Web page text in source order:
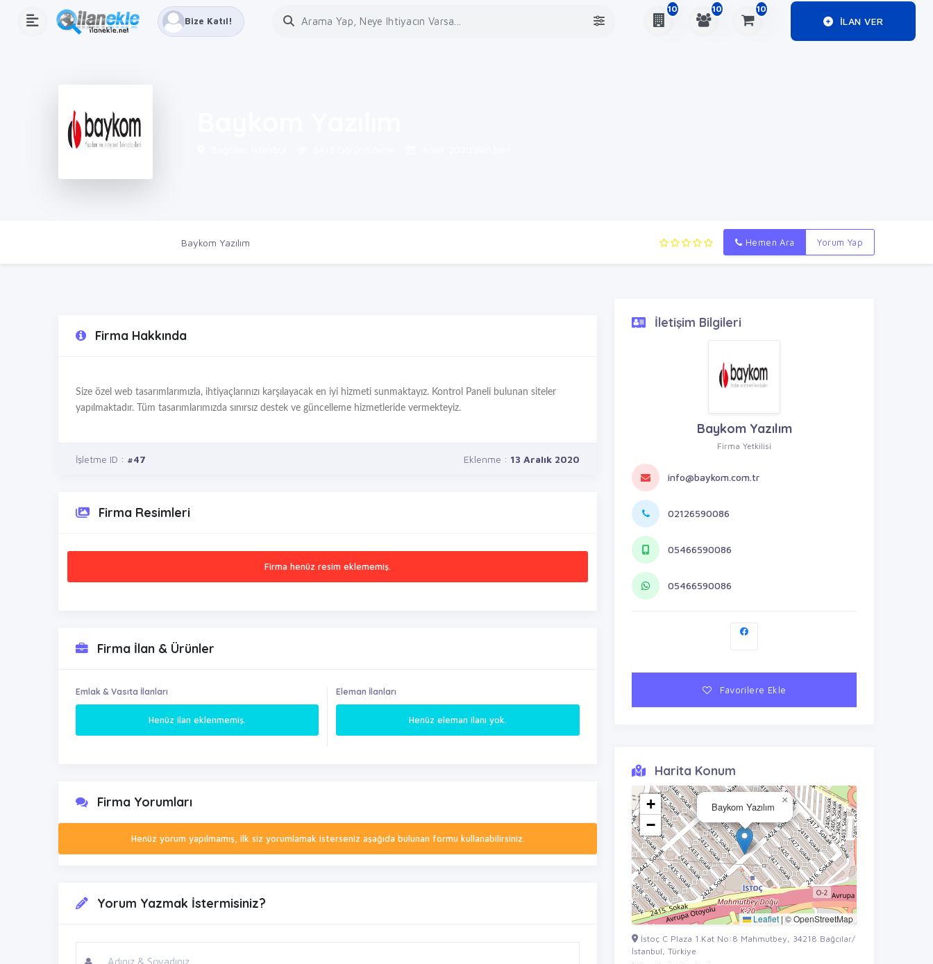
Bize Katıl!
10 10 10
ILAN VER
Baykom Yazılım Hemen Ara Yorum Yap
Firma Hakkında
Size özel web tasarımlarımızla, ihtiyaçlarınızı karşılayacak en iyi hizmeti sunmaktayız. Kontrol Paneli bulunan siteler
yapılmaktadır. Tüm tasarımlarımızda sınırsız destek ve güncelleme hizmetleride vermekteyiz.
İşletme ID : #47 Eklenme : 13 Aralık 2020
Firma Resimleri
Firma henüz resim eklememiş.
Firma İlan & Ürünler
Emlak & Vasıta İlanları
Henüz ilan eklenmemiş.
Eleman İlanları
Henüz eleman ilanı yok.
Firma Yorumları
Henüz yorum yapılmamış, ilk siz yorumlamak isterseniz aşağıda bulunan formu kullanabilirsiniz.
Yorum Yazmak İstermisiniz?
İletişim Bilgileri
Baykom Yazılım
Firma Yetkilisi
info@baykom.com.tr
02126590086
05466590086
05466590086
Favorilere Ekle
Harita Konum
Baykom Yazılım
×
+
−
Leaflet|© OpenStreetMap
İstoç C Plaza 1.Kat No:8 Mahmutbey, 34218 Bağcılar/
İstanbul, Türkiye